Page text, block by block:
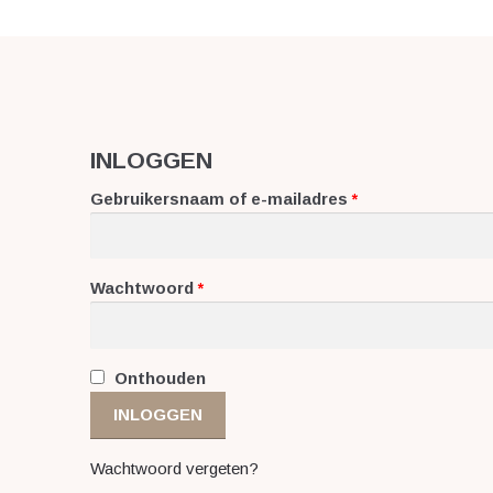
INLOGGEN
Gebruikersnaam of e-mailadres*
Wachtwoord*
Onthouden
INLOGGEN
Wachtwoord vergeten?